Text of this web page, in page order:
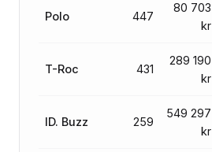
Polo 447
80 703
kr
T-Roc 431
289 190
kr
ID. Buzz 259
549 297
kr